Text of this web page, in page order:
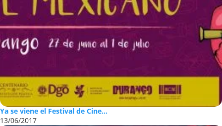
Ya se viene el Festival de Cine...
13/06/2017